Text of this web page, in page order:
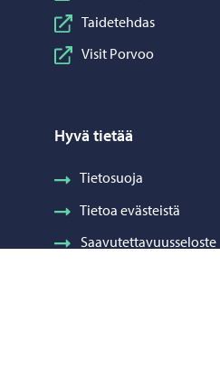
Taidetehdas
Visit Porvoo
Hyvä tietää
Tietosuoja
Tietoa evästeistä
Saavutettavuusseloste